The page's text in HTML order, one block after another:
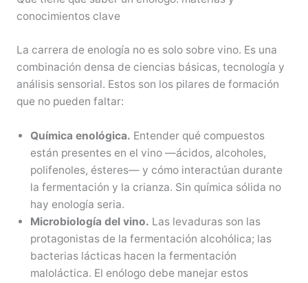
conocimientos clave
La carrera de enología no es solo sobre vino. Es una
combinación densa de ciencias básicas, tecnología y
análisis sensorial. Estos son los pilares de formación
que no pueden faltar:
Química enológica. Entender qué compuestos
están presentes en el vino —ácidos, alcoholes,
polifenoles, ésteres— y cómo interactúan durante
la fermentación y la crianza. Sin química sólida no
hay enología seria.
Microbiología del vino. Las levaduras son las
protagonistas de la fermentación alcohólica; las
bacterias lácticas hacen la fermentación
maloláctica. El enólogo debe manejar estos